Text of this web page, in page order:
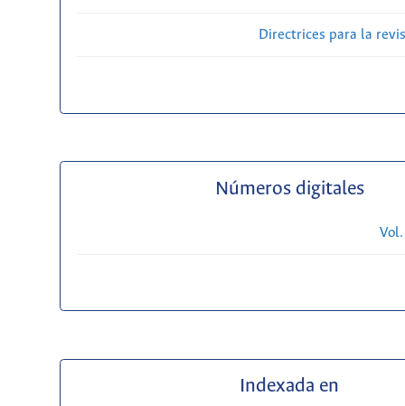
Directrices para la
Números digitales
Indexada en